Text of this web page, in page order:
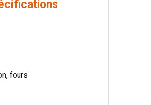
fours